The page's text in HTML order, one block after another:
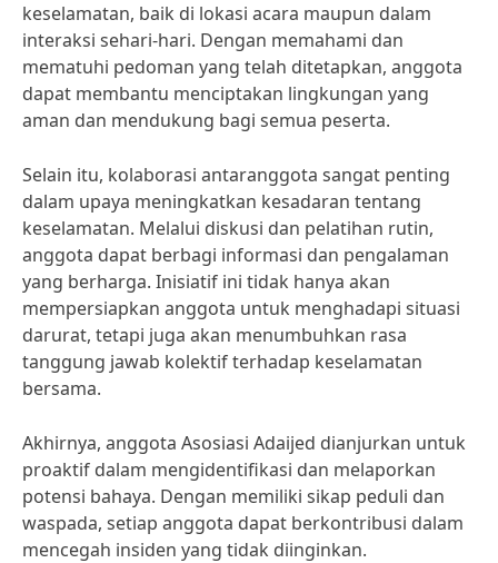
keselamatan, baik di lokasi acara maupun dalam
interaksi sehari-hari. Dengan memahami dan
mematuhi pedoman yang telah ditetapkan, anggota
dapat membantu menciptakan lingkungan yang
aman dan mendukung bagi semua peserta.
Selain itu, kolaborasi antaranggota sangat penting
dalam upaya meningkatkan kesadaran tentang
keselamatan. Melalui diskusi dan pelatihan rutin,
anggota dapat berbagi informasi dan pengalaman
yang berharga. Inisiatif ini tidak hanya akan
mempersiapkan anggota untuk menghadapi situasi
darurat, tetapi juga akan menumbuhkan rasa
tanggung jawab kolektif terhadap keselamatan
bersama.
Akhirnya, anggota Asosiasi Adaijed dianjurkan untuk
proaktif dalam mengidentifikasi dan melaporkan
potensi bahaya. Dengan memiliki sikap peduli dan
waspada, setiap anggota dapat berkontribusi dalam
mencegah insiden yang tidak diinginkan.